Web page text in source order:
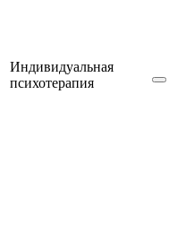
Индивидуальная
психотерапия